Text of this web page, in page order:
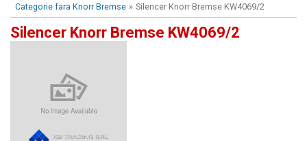
Categorie fara Knorr Bremse » Silencer Knorr Bremse KW4069/2
Silencer Knorr Bremse KW4069/2